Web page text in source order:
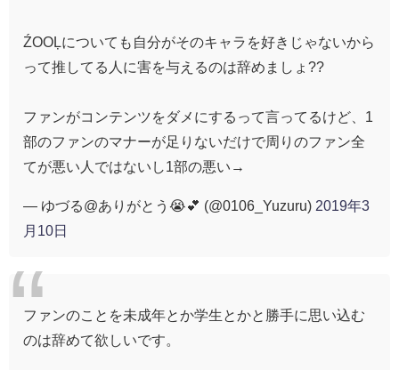
ŹOOĻについても自分がそのキャラを好きじゃないから
って推してる人に害を与えるのは辞めましょ??
ファンがコンテンツをダメにするって言ってるけど、1
部のファンのマナーが足りないだけで周りのファン全
てが悪い人ではないし1部の悪い→
— ゆづる@ありがとう😭💕 (@0106_Yuzuru) 2019年3
月10日
ファンのことを未成年とか学生とかと勝手に思い込む
のは辞めて欲しいです。